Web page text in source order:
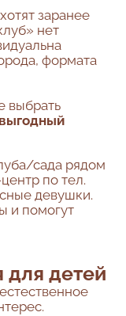
заранее
нет
формата
выбрать
выгодный
сада рядом
по тел.
девушки.
и помогут
для детей